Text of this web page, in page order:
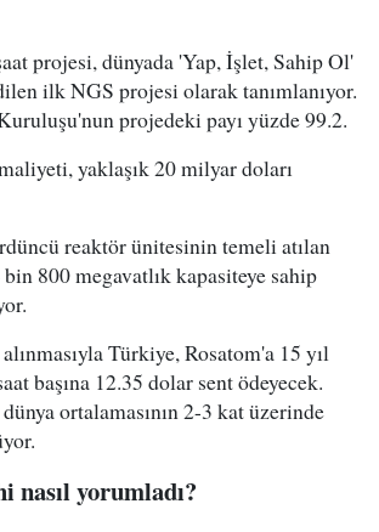
projesi, dünyada 'Yap, İşlet, Sahip Ol'
ilk NGS projesi olarak tanımlanıyor.
projedeki payı yüzde 99.2.
yaklaşık 20 milyar doları
reaktör ünitesinin temeli atılan
800 megavatlık kapasiteye sahip
Türkiye, Rosatom'a 15 yıl
başına 12.35 dolar sent ödeyecek.
ortalamasının 2-3 kat üzerinde
nasıl yorumladı?